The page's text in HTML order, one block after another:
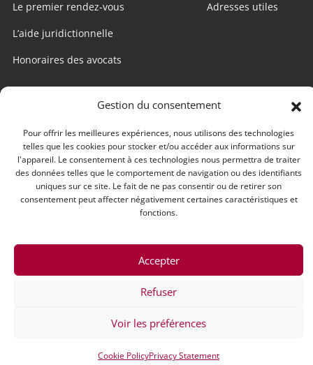
Gestion du consentement
Pour offrir les meilleures expériences, nous utilisons des technologies
telles que les cookies pour stocker et/ou accéder aux informations sur
l'appareil. Le consentement à ces technologies nous permettra de traiter
des données telles que le comportement de navigation ou des identifiants
uniques sur ce site. Le fait de ne pas consentir ou de retirer son
consentement peut affecter négativement certaines caractéristiques et
fonctions.
Accepter
Refuser
Voir les préférences
Cookie PolicyPrivacy Statement
Le premier rendez-vous
L’aide juridictionnelle
Honoraires des avocats
Adresses utiles
Edago
Conseil national des barreaux
Conférences des bâtonniers
CCI Nantes-Saint-Nazaire
©2021 Barreau de Saint-Nazaire - Tous droits réservés
Design & développement ASTRAGA :